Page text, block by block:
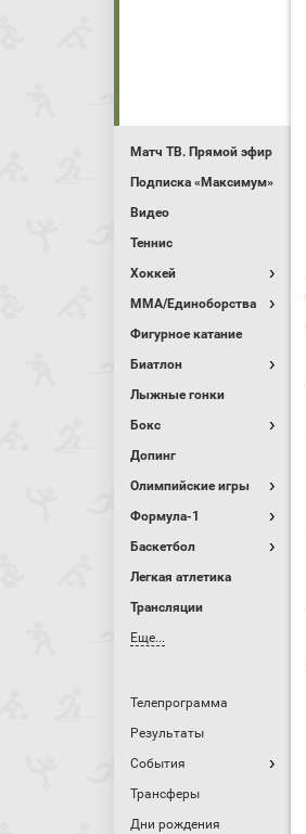
Матч ТВ. Прямой эфир
Подписка «Максимум»
Видео
Теннис
Хоккей
MMA/Единоборства
Фигурное катание
Биатлон
Лыжные гонки
Бокс
Допинг
Олимпийские игры
Формула-1
Баскетбол
Легкая атлетика
Трансляции
Еще...
Телепрограмма
Результаты
События
Трансферы
Дни рождения